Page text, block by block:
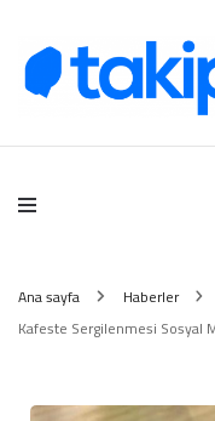
Ana sayfa Haberler
Kafeste Sergilenmesi Sosyal